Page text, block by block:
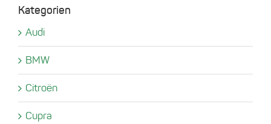
Kategorien
Audi
BMW
Citroën
Cupra